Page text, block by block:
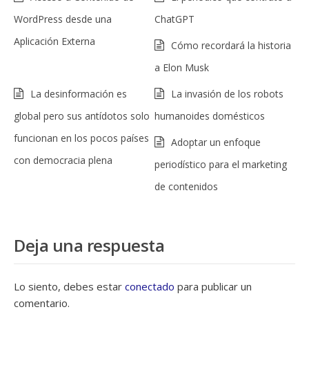
WordPress desde una
Aplicación Externa
ChatGPT
Cómo recordará la historia
a Elon Musk
La desinformación es
global pero sus antídotos solo
funcionan en los pocos países
con democracia plena
La invasión de los robots
humanoides domésticos
Adoptar un enfoque
periodístico para el marketing
de contenidos
Deja una respuesta
Lo siento, debes estar conectado para publicar un
comentario.